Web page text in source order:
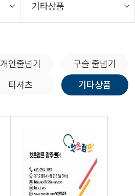
기타상품
개인줄넘기
구슬 줄넘기
티셔츠 기타상품